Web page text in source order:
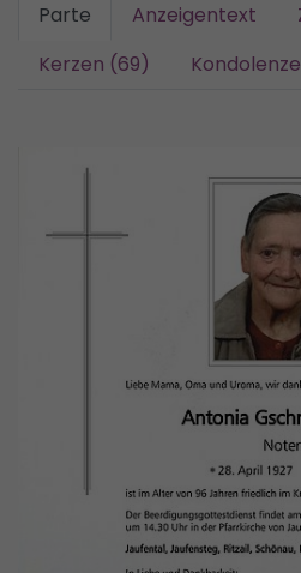
Parte Anzeigentext
Kerzen (69)